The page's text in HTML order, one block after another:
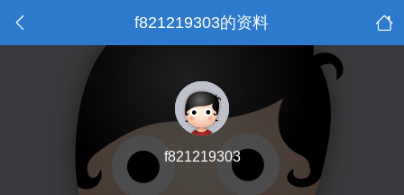
f821219303的资料
f821219303